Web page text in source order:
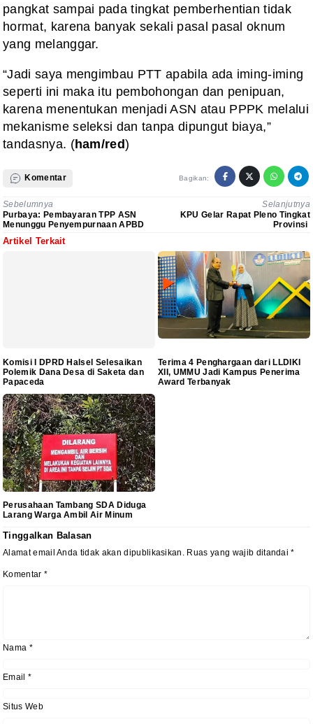
pangkat sampai pada tingkat pemberhentian tidak
hormat, karena banyak sekali pasal pasal oknum
yang melanggar.
“Jadi saya mengimbau PTT apabila ada iming-iming
seperti ini maka itu pembohongan dan penipuan,
karena menentukan menjadi ASN atau PPPK melalui
mekanisme seleksi dan tanpa dipungut biaya,”
tandasnya. (ham/red)
Komentar Bagikan:
Sebelumnya
Purbaya: Pembayaran TPP ASN
Menunggu Penyempurnaan APBD
Selanjutnya
KPU Gelar Rapat Pleno Tingkat
Provinsi
Artikel Terkait
Komisi I DPRD Halsel Selesaikan
Polemik Dana Desa di Saketa dan
Papaceda
Terima 4 Penghargaan dari LLDIKI
XII, UMMU Jadi Kampus Penerima
Award Terbanyak
Perusahaan Tambang SDA Diduga
Larang Warga Ambil Air Minum
Tinggalkan Balasan
Alamat email Anda tidak akan dipublikasikan. Ruas yang wajib ditandai*
Komentar *
Nama *
Email *
Situs Web